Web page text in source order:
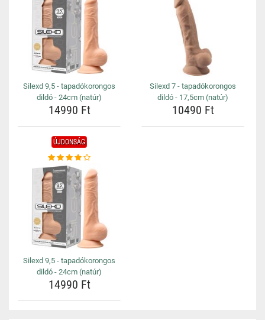
Silexd 9,5 - tapadókorongos
dildó - 24cm (natúr)
14990 Ft
Silexd 7 - tapadókorongos
dildó - 17,5cm (natúr)
10490 Ft
ÚJDONSÁG
Silexd 9,5 - tapadókorongos
dildó - 24cm (natúr)
14990 Ft